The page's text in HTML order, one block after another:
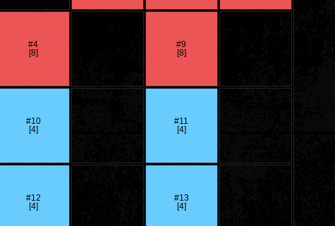
#4
[8]
#9
[8]
#10
[4]
#11
[4]
#12
[4]
#13
[4]